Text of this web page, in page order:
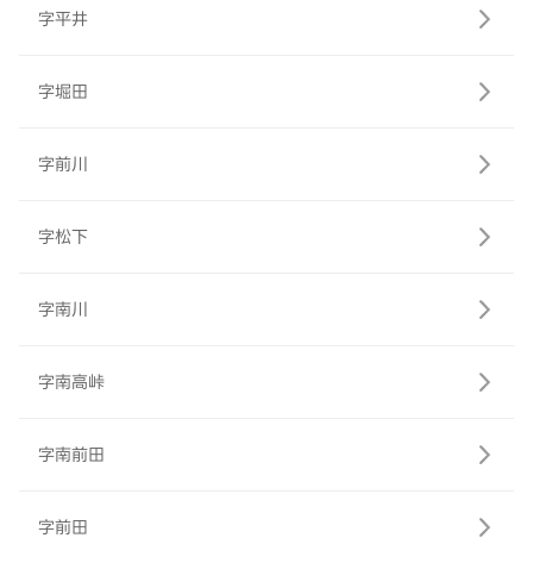
字平井
字堀田
字前川
字松下
字南川
字南高峠
字南前田
字前田